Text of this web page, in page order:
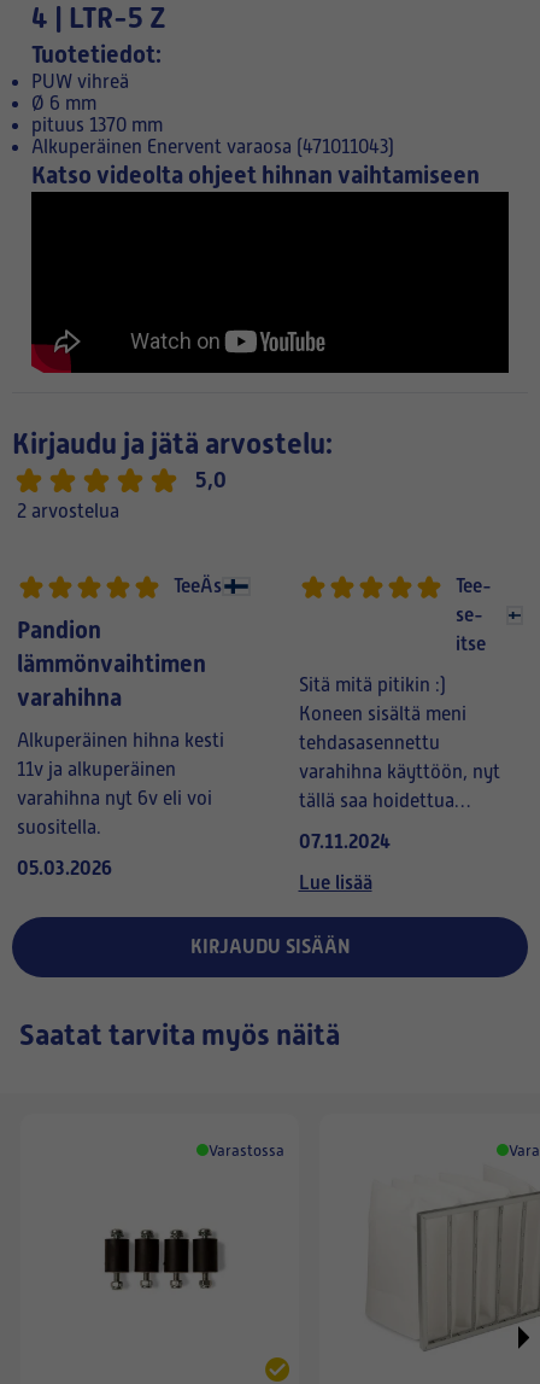
4 | LTR-5 Z
Tuotetiedot:
PUW vihreä
Ø 6 mm
pituus 1370 mm
Alkuperäinen Enervent varaosa (471011043)
Katso videolta ohjeet hihnan vaihtamiseen
Kirjaudu ja jätä arvostelu:
5,0
2 arvostelua
TeeÄs
Pandion
lämmönvaihtimen
varahihna
Alkuperäinen hihna kesti
11v ja alkuperäinen
varahihna nyt 6v eli voi
suositella.
05.03.2026
Tee-
se-
itse
Sitä mitä pitikin :)
Koneen sisältä meni
tehdasasennettu
varahihna käyttöön, nyt
tällä saa hoidettua
seuraavan katkeamisen
07.11.2024
Lue lisää
KIRJAUDU SISÄÄN
Saatat tarvita myös näitä
Varastossa